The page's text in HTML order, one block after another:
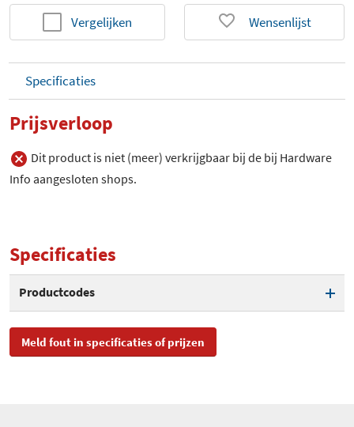
Vergelijken Wensenlijst
Specificaties
Prijsverloop
Dit product is niet (meer) verkrijgbaar bij de bij Hardware
Info aangesloten shops.
Specificaties
Productcodes
SKU ZA970024SE
Meld fout in specificaties of prijzen